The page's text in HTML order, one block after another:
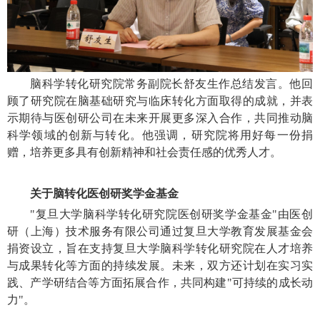
脑科学转化研究院常务副院长舒友生作总结发言。他回
顾了研究院在脑基础研究与临床转化方面取得的成就，并表
示期待与医创研公司在未来开展更多深入合作，共同推动脑
科学领域的创新与转化。他强调，研究院将用好每一份捐
赠，培养更多具有创新精神和社会责任感的优秀人才。
关于脑转化医创研奖学金基金
"复旦大学脑科学转化研究院医创研奖学金基金"由医创
研（上海）技术服务有限公司通过复旦大学教育发展基金会
捐资设立，旨在支持复旦大学脑科学转化研究院在人才培养
与成果转化等方面的持续发展。未来，双方还计划在实习实
践、产学研结合等方面拓展合作，共同构建"可持续的成长动
力"。